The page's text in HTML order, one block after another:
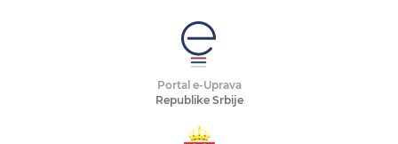
Portal e-Uprava
Republike Srbije